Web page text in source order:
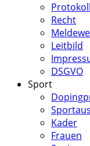
Recht
Leitbild
DSGVO
Sport
Kader
Frauen